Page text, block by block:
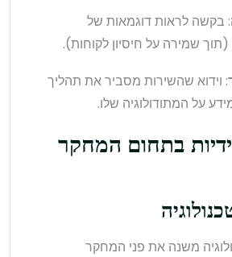
: בקשה לראות דוגמאות של
שמירה על חיסיון לקוחות).
: וידוא שהשירות מסביר את תהליך
על המתודולוגיה שלו.
בתחום המחקר
משנה את פני המחקר